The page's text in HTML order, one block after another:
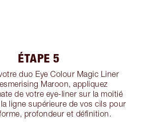
ÉTAPE 5
duo Eye Colour Magic Liner
Maroon, appliquez
de votre eye-liner sur la moitié
ligne supérieure de vos cils pour
profondeur et définition.